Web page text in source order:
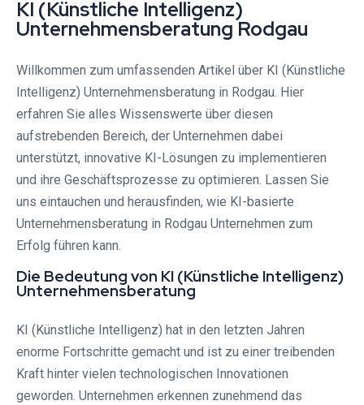
KI (Künstliche Intelligenz)
Unternehmensberatung Rodgau⁠
Willkommen zum umfassenden Artikel über KI (Künstliche
Intelligenz) Unternehmensberatung in Rodgau⁠. Hier
erfahren Sie alles Wissenswerte über diesen
aufstrebenden Bereich, der Unternehmen dabei
unterstützt, innovative KI-Lösungen zu implementieren
und ihre Geschäftsprozesse zu optimieren. Lassen Sie
uns eintauchen und herausfinden, wie KI-basierte
Unternehmensberatung in Rodgau Unternehmen zum
Erfolg führen kann.
Die Bedeutung von KI (Künstliche Intelligenz)
Unternehmensberatung
KI (Künstliche Intelligenz) hat in den letzten Jahren
enorme Fortschritte gemacht und ist zu einer treibenden
Kraft hinter vielen technologischen Innovationen
geworden. Unternehmen erkennen zunehmend das